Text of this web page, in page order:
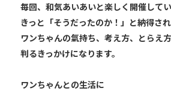
毎回、和気あいあいと楽しく開催してい
きっと「そうだったのか！」と納得さ
ワンちゃんの氣持ち、考え方、とらえ
判るきっかけになります。
ワンちゃんとの生活に